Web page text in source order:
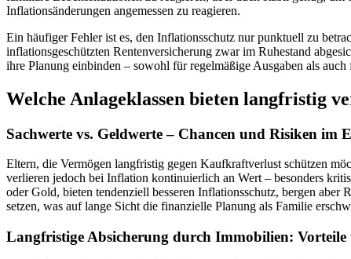
Inflationsänderungen angemessen zu reagieren.
Ein häufiger Fehler ist es, den Inflationsschutz nur punktuell zu
inflationsgeschützten Rentenversicherung zwar im Ruhestand
ihre Planung einbinden – sowohl für regelmäßige Ausgaben als
Welche Anlageklassen bieten langfristig
Sachwerte vs. Geldwerte – Chancen und Risiken im
Eltern, die Vermögen langfristig gegen Kaufkraftverlust schützen
verlieren jedoch bei Inflation kontinuierlich an Wert – besonders
oder Gold, bieten tendenziell besseren Inflationsschutz, bergen
setzen, was auf lange Sicht die finanzielle Planung als Familie
Langfristige Absicherung durch Immobilien: Vorteile